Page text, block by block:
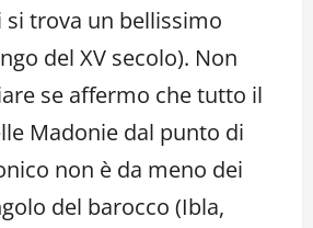
si trova un bellissimo
del XV secolo). Non
se affermo che tutto il
Madonie dal punto di
non è da meno dei
del barocco (Ibla,